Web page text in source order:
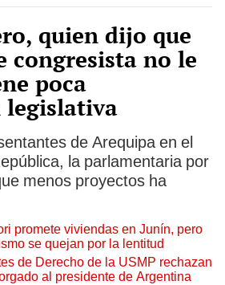
quien dijo que
congresista no le
poca
legislativa
de Arequipa en el
la parlamentaria por
menos proyectos ha
promete viviendas en Junín, pero
se quejan por la lentitud
de Derecho de la USMP rechazan
al presidente de Argentina